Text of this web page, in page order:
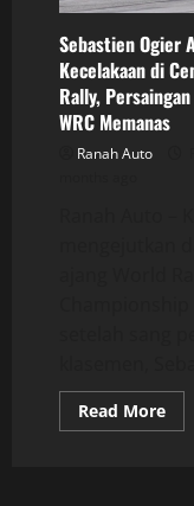
Sebastien Ogier
Kecelakaan di
Rally,
WRC Memanas
Ranah Auto
Read MoreRead